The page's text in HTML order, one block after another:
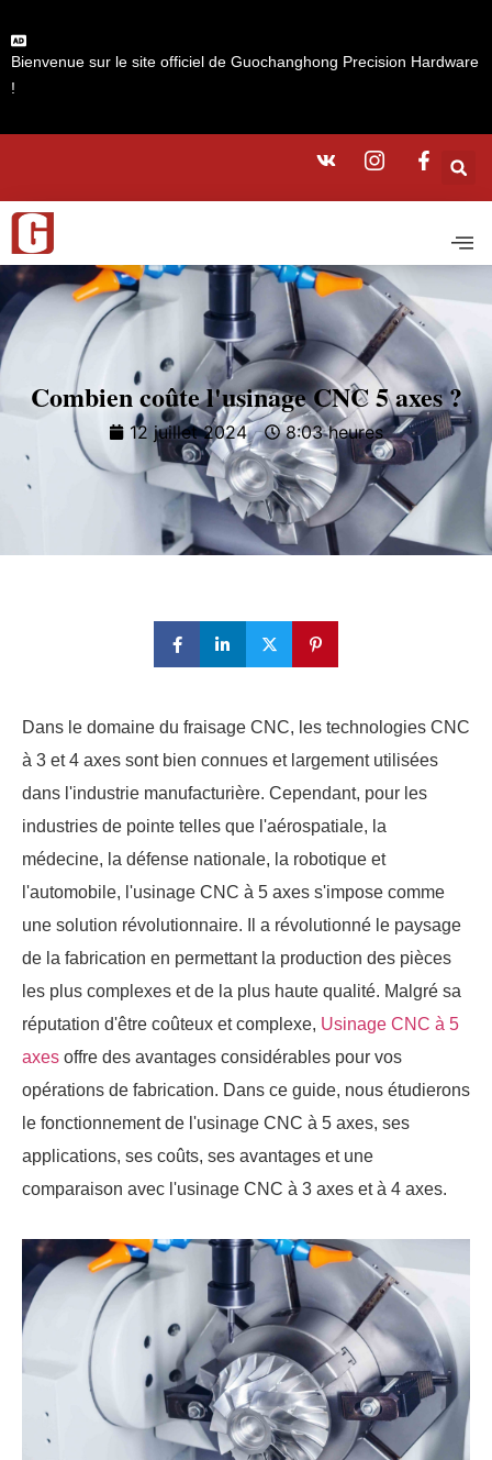
Bienvenue sur le site officiel de Guochanghong Precision Hardware
!
Combien coûte l'usinage CNC 5 axes ?
12 juillet 2024 8:03 heures
Dans le domaine du fraisage CNC, les technologies CNC
à 3 et 4 axes sont bien connues et largement utilisées
dans l'industrie manufacturière. Cependant, pour les
industries de pointe telles que l'aérospatiale, la
médecine, la défense nationale, la robotique et
l'automobile, l'usinage CNC à 5 axes s'impose comme
une solution révolutionnaire. Il a révolutionné le paysage
de la fabrication en permettant la production des pièces
les plus complexes et de la plus haute qualité. Malgré sa
réputation d'être coûteux et complexe, Usinage CNC à 5
axes offre des avantages considérables pour vos
opérations de fabrication. Dans ce guide, nous étudierons
le fonctionnement de l'usinage CNC à 5 axes, ses
applications, ses coûts, ses avantages et une
comparaison avec l'usinage CNC à 3 axes et à 4 axes.